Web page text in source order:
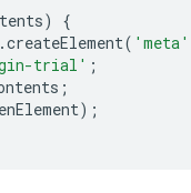
)
{
.createElement( 'meta'
trial' ;
;
);